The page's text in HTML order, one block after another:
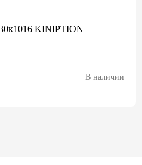
KINIPTION
В наличии